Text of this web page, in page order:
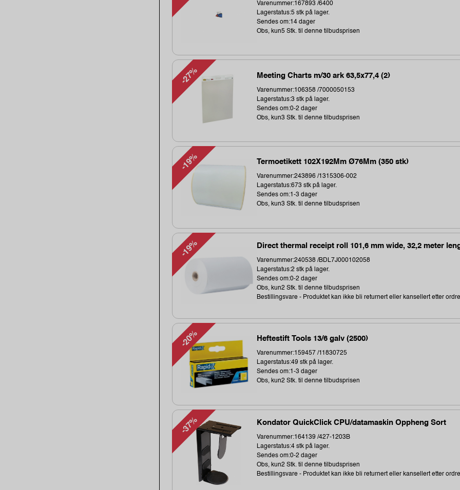
Varenummer:167893 /6400
Lagerstatus:5 stk på lager.
Sendes om:14 dager
Obs, kun5 Stk. til denne tilbudsprisen
-27% Meeting Charts m/30 ark 63,5x77,4 (2)
Varenummer:106358 /7000050153
Lagerstatus:3 stk på lager.
Sendes om:0-2 dager
Obs, kun3 Stk. til denne tilbudsprisen
-19% Termoetikett 102X192Mm Ø76Mm (350 stk)
Varenummer:243896 /1315306-002
Lagerstatus:673 stk på lager.
Sendes om:1-3 dager
Obs, kun3 Stk. til denne tilbudsprisen
-19% Direct thermal receipt roll 101,6 mm wide, 32,2 meter
Varenummer:240538 /BDL7J000102058
Lagerstatus:2 stk på lager.
Sendes om:0-2 dager
Obs, kun2 Stk. til denne tilbudsprisen
Bestillingsvare - Produktet kan ikke bli returnert eller kansellert etter
-20% Heftestift Tools 13/6 galv (2500)
Varenummer:159457 /11830725
Lagerstatus:49 stk på lager.
Sendes om:1-3 dager
Obs, kun2 Stk. til denne tilbudsprisen
-37% Kondator QuickClick CPU/datamaskin Oppheng Sort
Varenummer:164139 /427-1203B
Lagerstatus:4 stk på lager.
Sendes om:0-2 dager
Obs, kun2 Stk. til denne tilbudsprisen
Bestillingsvare - Produktet kan ikke bli returnert eller kansellert etter